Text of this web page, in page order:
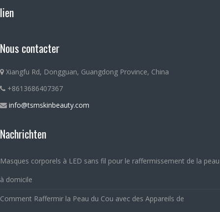
lien
Nous contacter
Xiangfu Rd, Dongguan, Guangdong Province, China
+8613686407367
info@tsmskinbeauty.com
Nachrichten
Masques corporels à LED sans fil pour le raffermissement de la peau
à domicile
Comment Raffermir la Peau du Cou avec des Appareils de